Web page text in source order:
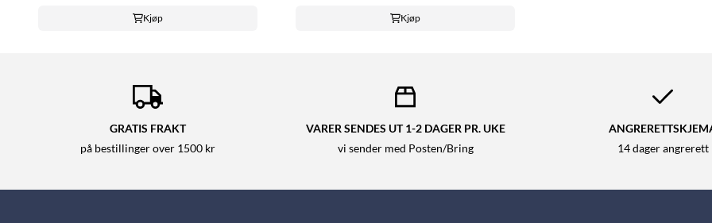
Kjøp Kjøp
GRATIS FRAKT
på bestillinger over 1500 kr
VARER SENDES UT 1-2 DAGER PR. UKE
vi sender med Posten/Bring 14 dager angrerett